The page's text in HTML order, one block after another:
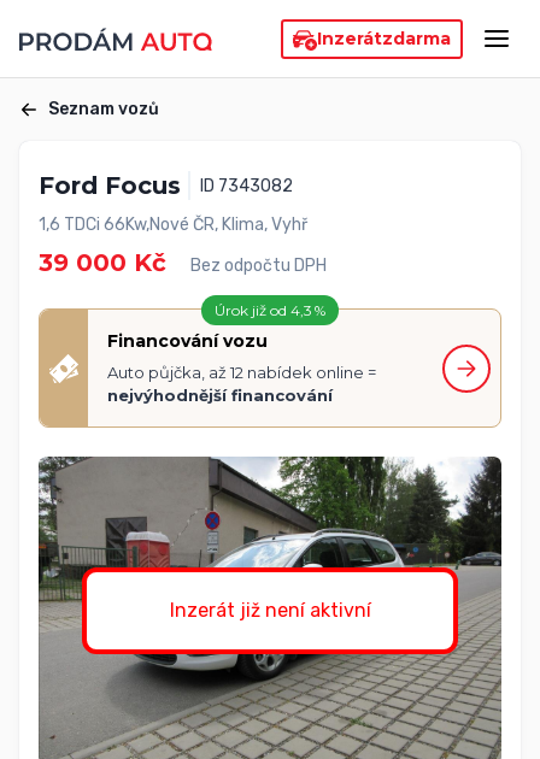
Inzerátzdarma
Seznam vozů
Ford Focus
ID 7343082
1,6 TDCi 66Kw,Nové ČR, Klima, Vyhř
39 000 Kč Bez odpočtu DPH
Úrok již od 4,3 %
Financování vozu
Auto půjčka, až 12 nabídek online =
nejvýhodnější financování
Inzerát již není aktivní